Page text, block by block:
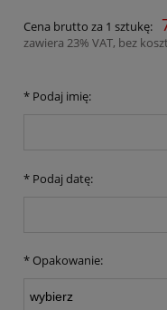
Cena brutto za 1 sztukę:
zawiera 23% VAT, bez
* Podaj imię:
* Podaj datę:
* Opakowanie: